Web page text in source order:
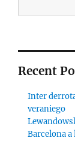
Recent
Inter
veraniego
Barcelona a